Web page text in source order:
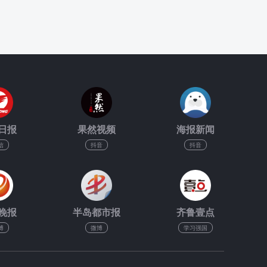
报 果然视频
抖音
海报新闻
抖音
报 半岛都市报
微博
齐鲁壹点
学习强国